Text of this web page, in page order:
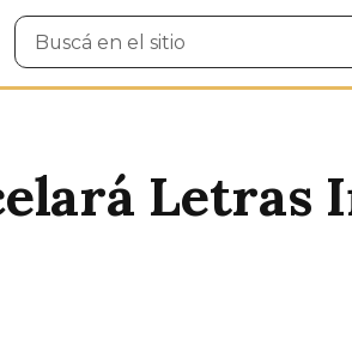
Buscar
en